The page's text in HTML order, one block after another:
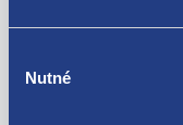
souhlasu
Nutné
85873A6000